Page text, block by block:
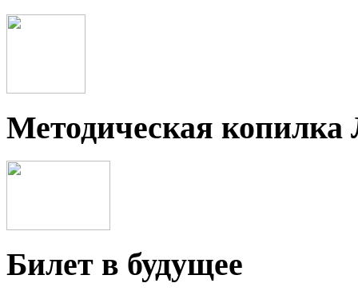
Методическая
Билет в будущее